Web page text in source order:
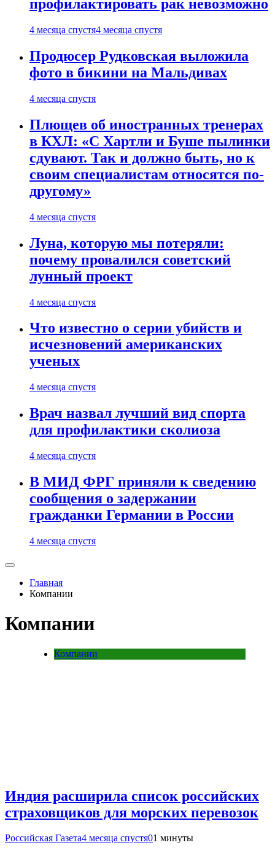
профилактировать рак невозможно
4 месяца спустя4 месяца спустя
Продюсер Рудковская выложила
фото в бикини на Мальдивах
4 месяца спустя
Плющев об иностранных тренерах
в КХЛ: «С Хартли и Буше пылинки
сдувают. Так и должно быть, но к
своим специалистам относятся по-
другому»
4 месяца спустя
Луна, которую мы потеряли:
почему провалился советский
лунный проект
4 месяца спустя
Что известно о серии убийств и
исчезновений американских
ученых
4 месяца спустя
Врач назвал лучший вид спорта
для профилактики сколиоза
4 месяца спустя
В МИД ФРГ приняли к сведению
сообщения о задержании
гражданки Германии в России
4 месяца спустя
Главная
Компании
Компании
Компании
Индия расширила список российских
страховщиков для морских перевозок
Российская Газета4 месяца спустя01 минуты